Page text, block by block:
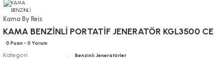
Kama By Reis
KAMA BENZİNLİ PORTATİF JENERATÖR KGL3500 CE
0 Puan - 0 Yorum
Kategori Benzinli Jeneratörler